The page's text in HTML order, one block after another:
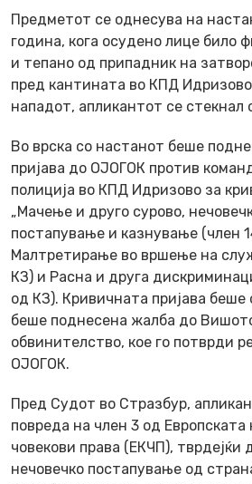
Предметот се однесува на
година, кога осудено лице било
и тепано од припадник на
пред кантината во КПД
нападот, апликантот се стекнал
Во врска со настанот беше
пријава до ОЈОГОК против
полиција во КПД Идризово за
„Мачење и друго сурово,
постапување и казнување (член
Малтретирање во вршење на
КЗ) и Расна и друга
од КЗ). Кривичната пријава
беше поднесена жалба до
обвинителство, кое го потврди
ОЈОГОК.
Пред Судот во Стразбур,
повреда на член 3 од Европската
човекови права (ЕКЧП), тврдејќи
нечовечко постапување од